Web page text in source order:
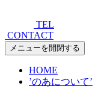
TEL
CONTACT
メニューを開閉する
HOME
’のあについて’